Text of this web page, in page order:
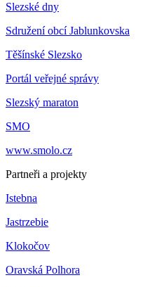
Slezské dny
Sdružení obcí Jablunkovska
Těšínské Slezsko
Portál veřejné správy
Slezský maraton
SMO
www.smolo.cz
Partneři a projekty
Istebna
Jastrzebie
Klokočov
Oravská Polhora